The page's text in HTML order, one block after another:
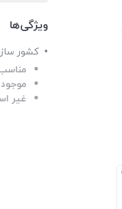
ویژگی‌ها
کشور
موجود
غیر